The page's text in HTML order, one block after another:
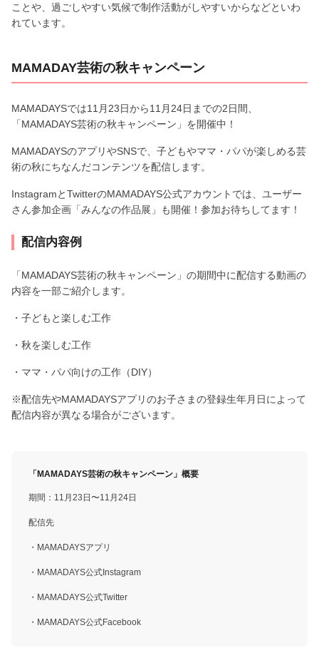
ことや、過ごしやすい気候で制作活動がしやすいからなどといわ
れています。
MAMADAY芸術の秋キャンペーン
MAMADAYSでは11月23日から11月24日までの2日間、
「MAMADAYS芸術の秋キャンペーン」を開催中！
MAMADAYSのアプリやSNSで、子どもやママ・パパが楽しめる芸
術の秋にちなんだコンテンツを配信します。
InstagramとTwitterのMAMADAYS公式アカウントでは、ユーザー
さん参加企画「みんなの作品展」も開催！参加お待ちしてます！
配信内容例
「MAMADAYS芸術の秋キャンペーン」の期間中に配信する動画の
内容を一部ご紹介します。
・子どもと楽しむ工作
・秋を楽しむ工作
・ママ・パパ向けの工作（DIY）
※配信先やMAMADAYSアプリのお子さまの登録生年月日によって
配信内容が異なる場合がございます。
「MAMADAYS芸術の秋キャンペーン」概要
期間：11月23日〜11月24日
配信先
・MAMADAYSアプリ
・MAMADAYS公式Instagram
・MAMADAYS公式Twitter
・MAMADAYS公式Facebook